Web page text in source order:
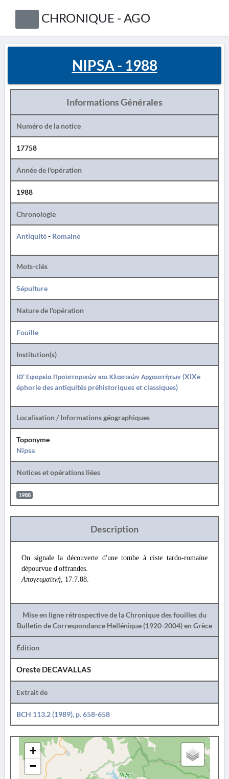
CHRONIQUE - AGO
NIPSA - 1988
Informations Générales
Numéro de la notice
17758
Année de l'opération
1988
Chronologie
Antiquité- Romaine
Mots-clés
Sépulture
Nature de l'opération
Fouille
Institution(s)
ΙΘ' Εφορεία Προϊστορικών και Κλασικών Αρχαιοτήτων (XIXe
éphorie des antiquités préhistoriques et classiques)
Localisation / Informations géographiques
Toponyme
Nipsa
Notices et opérations liées
1988
Description
On signale la découverte d'une tombe à ciste tardo-romaïne
dépourvue d'offrandes.
Απογευματινή, 17.7.88.
Mise en ligne rétrospective de la Chronique des fouilles du
Bulletin de Correspondance Hellénique (1920-2004) en Grèce
Édition
Oreste DECAVALLAS
Extrait de
BCH 113.2 (1989), p. 658-658
+
−